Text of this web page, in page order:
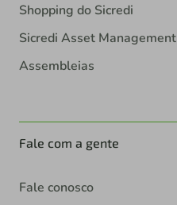
Shopping do Sicredi
Sicredi Asset Management
Assembleias
Fale com a gente
Fale conosco